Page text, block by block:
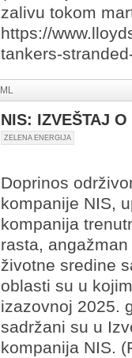
zalivu tokom
https://
tankers-
ML
NIS: IZVEŠTAJ
ZELENA ENERGIJA
Doprinos
kompanije NIS,
kompanija
rasta,
životne sredine
oblasti su u
izazovnoj 2025.
sadržani su u
kompanija NIS.